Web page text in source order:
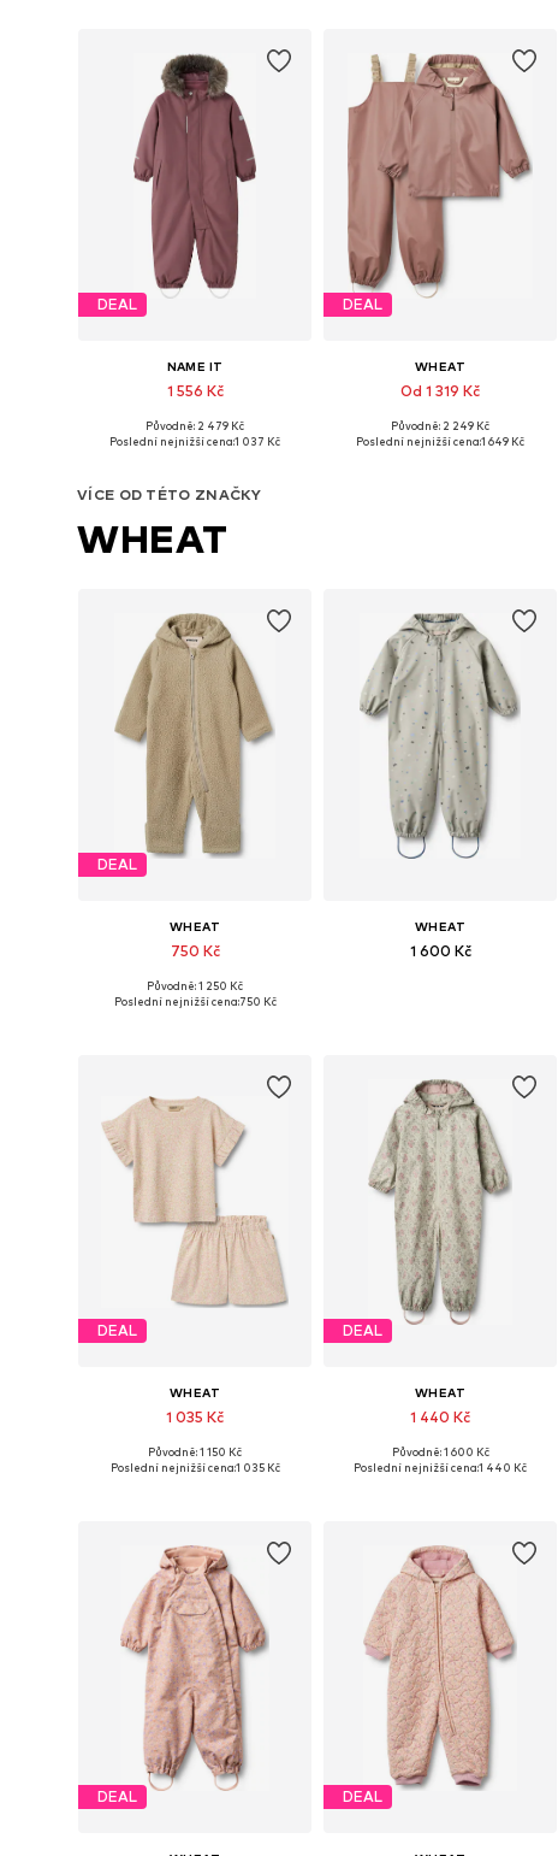
DEAL
NAME IT
1 556 Kč
Dostupné v mnoha velikostech
Původně: 2 479 Kč
Poslední nejnižší cena:1 037 Kč
DEAL
WHEAT
Od 1 319 Kč
Původně: 2 249 Kč
Poslední nejnižší cena:1 649 Kč
VÍCE OD TÉTO ZNAČKY
WHEAT
DEAL
WHEAT
750 Kč
Dostupné velikosti: 86, 92
Původně: 1 250 Kč
Poslední nejnižší cena:750 Kč
WHEAT
1 600 Kč
DEAL
WHEAT
1 035 Kč
Dostupné velikosti: 104
Původně: 1 150 Kč
Poslední nejnižší cena:1 035 Kč
DEAL
WHEAT
1 440 Kč
Dostupné velikosti: 74, 92, 98, 104
Původně: 1 600 Kč
Poslední nejnižší cena:1 440 Kč
DEAL DEAL